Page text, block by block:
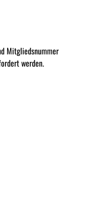
Mitgliedsnummer
werden.